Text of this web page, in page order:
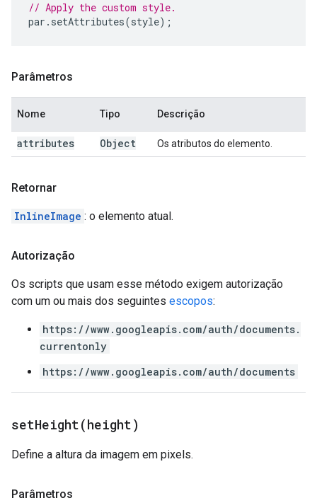
// Apply the custom style.
par . setAttributes(style);
Parâmetros
Nome Tipo Descrição
attributes Object Os atributos do elemento.
Retornar
InlineImage : o elemento atual.
Autorização
Os scripts que usam esse método exigem autorização
com um ou mais dos seguintes escopos:
https://www.googleapis.com/auth/documents.
currentonly
https://www.googleapis.com/auth/documents
setHeight(height)
Define a altura da imagem em pixels.
Parâmetros